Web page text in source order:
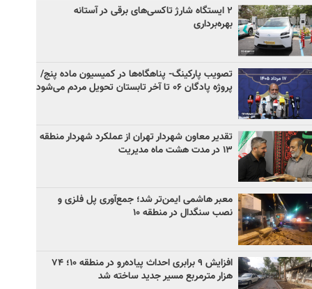
۲ ایستگاه شارژ تاکسی‌های برقی در آستانه
بهره‌برداری
تصویب پارکینگ- پناهگاه‌ها در کمیسیون ماده پنج/
پروژه پادگان ۰۶ تا آخر تابستان تحویل مردم می‌شود
تقدیر معاون شهردار تهران از عملکرد شهردار منطقه
۱۳ در مدت هشت ماه مدیریت
معبر هاشمی ایمن‌تر شد؛ جمع‌آوری پل فلزی و
نصب سنگدال در منطقه ۱۰
افزایش ۹ برابری احداث پیاده‌رو در منطقه ۱۰؛ ۷۴
هزار مترمربع مسیر جدید ساخته شد